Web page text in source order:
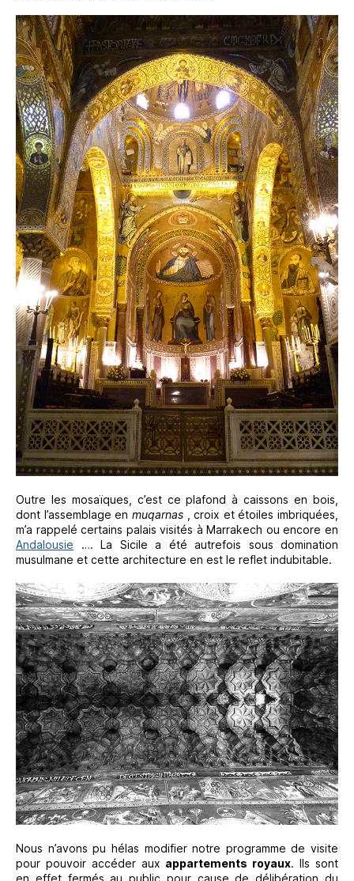
Outre les mosaïques, c’est ce plafond à caissons en bois,
dont l’assemblage en muqarnas, croix et étoiles imbriquées,
m’a rappelé certains palais visités à Marrakech ou encore en
Andalousie …. La Sicile a été autrefois sous domination
musulmane et cette architecture en est le reflet indubitable.
Nous n’avons pu hélas modifier notre programme de visite
pour pouvoir accéder aux appartements royaux. Ils sont
en effet fermés au public pour cause de délibération du